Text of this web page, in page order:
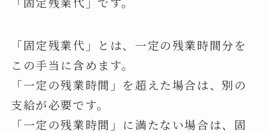
「固定残業代」とは、一定の残業時間分を
この手当に含めます。
「一定の残業時間」を超えた場合は、別の
支給が必要です。
「一定の残業時間」に満たない場合は、固